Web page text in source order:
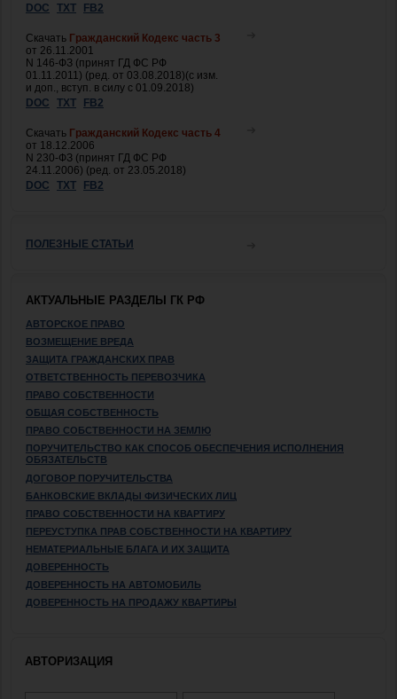
DOC
TXT FB2
Скачать Гражданский Кодекс часть 3
от 26.11.2001
N 146-ФЗ (принят ГД ФС РФ
01.11.2011) (ред. от 03.08.2018)(с изм.
и доп., вступ. в силу с 01.09.2018)
DOC
TXT FB2
Скачать Гражданский Кодекс часть 4
от 18.12.2006
N 230-ФЗ (принят ГД ФС РФ
24.11.2006) (ред. от 23.05.2018)
DOC
TXT FB2
ПОЛЕЗНЫЕ СТАТЬИ
АКТУАЛЬНЫЕ РАЗДЕЛЫ ГК РФ
АВТОРСКОЕ ПРАВО
ВОЗМЕЩЕНИЕ ВРЕДА
ЗАЩИТА ГРАЖДАНСКИХ ПРАВ
ОТВЕТСТВЕННОСТЬ ПЕРЕВОЗЧИКА
ПРАВО СОБСТВЕННОСТИ
ОБЩАЯ СОБСТВЕННОСТЬ
ПРАВО СОБСТВЕННОСТИ НА ЗЕМЛЮ
ПОРУЧИТЕЛЬСТВО КАК СПОСОБ ОБЕСПЕЧЕНИЯ ИСПОЛНЕНИЯ
ОБЯЗАТЕЛЬСТВ
ДОГОВОР ПОРУЧИТЕЛЬСТВА
БАНКОВСКИЕ ВКЛАДЫ ФИЗИЧЕСКИХ ЛИЦ
ПРАВО СОБСТВЕННОСТИ НА КВАРТИРУ
ПЕРЕУСТУПКА ПРАВ СОБСТВЕННОСТИ НА КВАРТИРУ
НЕМАТЕРИАЛЬНЫЕ БЛАГА И ИХ ЗАЩИТА
ДОВЕРЕННОСТЬ
ДОВЕРЕННОСТЬ НА АВТОМОБИЛЬ
ДОВЕРЕННОСТЬ НА ПРОДАЖУ КВАРТИРЫ
АВТОРИЗАЦИЯ